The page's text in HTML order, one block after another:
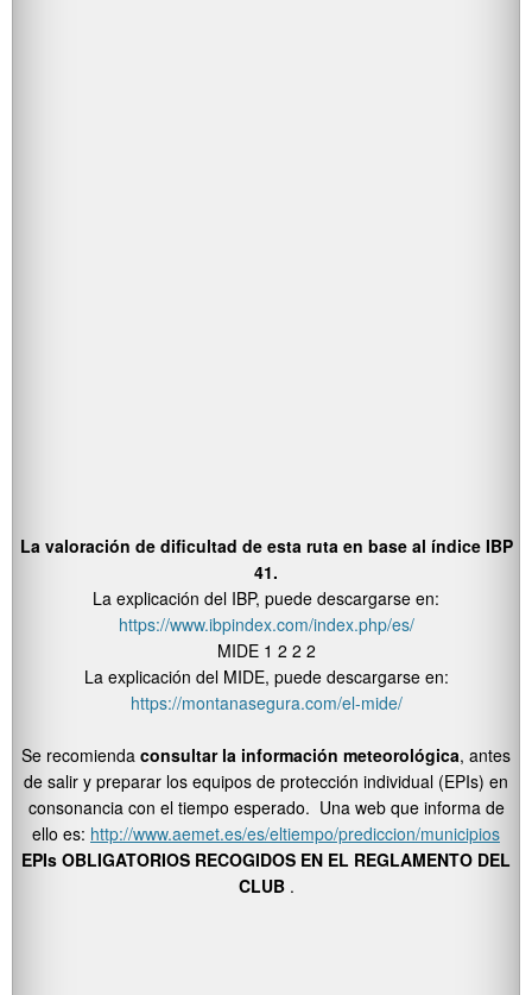
La valoración de dificultad de esta ruta en base al índice IBP
41.
La explicación del IBP, puede descargarse en:
https://www.ibpindex.com/index.php/es/
MIDE 1 2 2 2
La explicación del MIDE, puede descargarse en:
https://montanasegura.com/el-mide/
Se recomienda consultar la información meteorológica, antes
de salir y preparar los equipos de protección individual (EPIs) en
consonancia con el tiempo esperado. Una web que informa de
ello es: http://www.aemet.es/es/eltiempo/prediccion/municipios
EPIs OBLIGATORIOS RECOGIDOS EN EL REGLAMENTO DEL
CLUB .